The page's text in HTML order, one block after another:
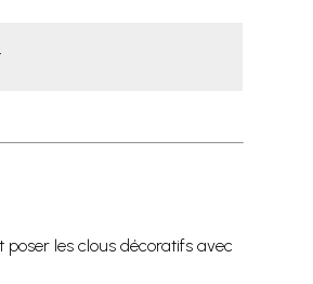
les clous décoratifs avec